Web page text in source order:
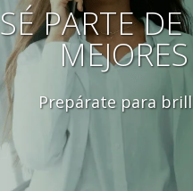
SÉ PARTE
MEJORES
Prepárate para